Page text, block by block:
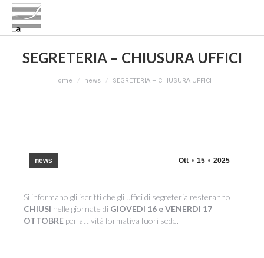
SEGRETERIA – CHIUSURA UFFICI
Home news SEGRETERIA – CHIUSURA UFFICI
Ott 15 2025
news
Si informano gli iscritti che gli uffici di segreteria resteranno
CHIUSI nelle giornate di GIOVEDI 16 e VENERDI 17
OTTOBRE per attività formativa fuori sede.